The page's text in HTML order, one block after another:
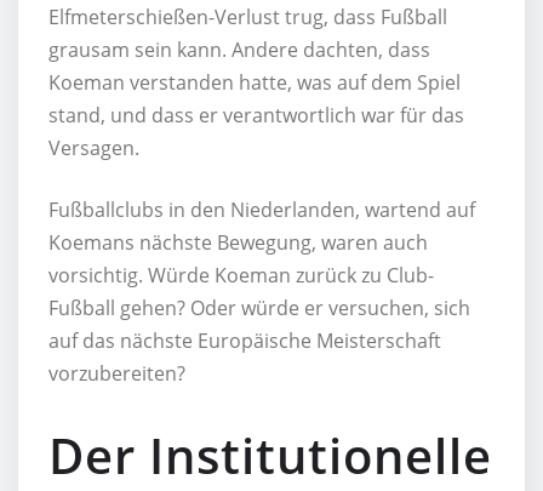
Elfmeterschießen-Verlust trug, dass Fußball
grausam sein kann. Andere dachten, dass
Koeman verstanden hatte, was auf dem Spiel
stand, und dass er verantwortlich war für das
Versagen.
Fußballclubs in den Niederlanden, wartend auf
Koemans nächste Bewegung, waren auch
vorsichtig. Würde Koeman zurück zu Club-
Fußball gehen? Oder würde er versuchen, sich
auf das nächste Europäische Meisterschaft
vorzubereiten?
Der Institutionelle